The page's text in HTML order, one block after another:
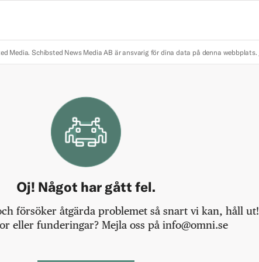
Media. Schibsted News Media AB är ansvarig för dina data på denna webbplats.
Oj! Något har gått fel.
försöker åtgärda problemet så snart vi kan, håll ut!
eller funderingar? Mejla oss på info@omni.se